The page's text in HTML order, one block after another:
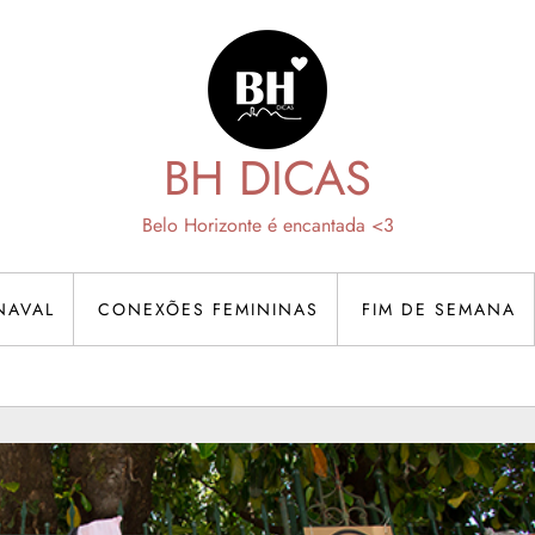
BH DICAS
Belo Horizonte é encantada <3
CONEXÕES FEMININAS FIM DE SEMANA